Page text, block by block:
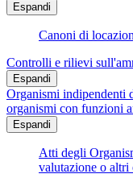
Espandi
Canoni di
Controlli e rilievi
Espandi
Organismi indipendenti
organismi con funzioni
Espandi
Atti degli
valutazione o